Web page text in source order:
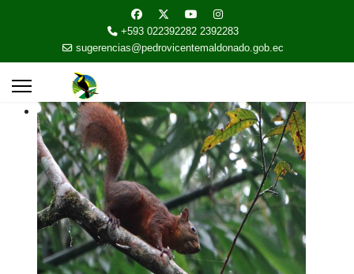
+593 022392282 2392283
sugerencias@pedrovicentemaldonado.gob.ec